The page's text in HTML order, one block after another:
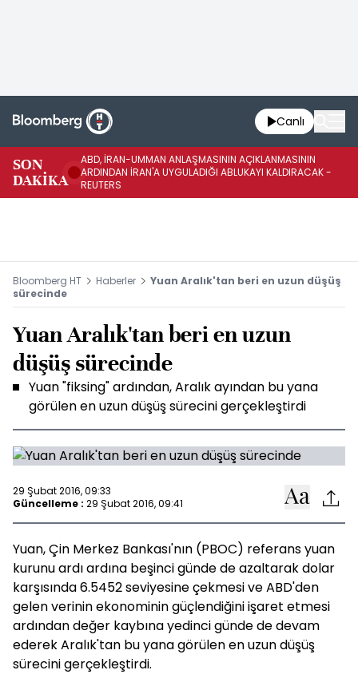
Canlı
SON
DAKİKA
ABD, İRAN-UMMAN ANLAŞMASININ AÇIKLANMASININ
ARDINDAN İRAN'A UYGULADIĞI ABLUKAYI KALDIRACAK -
REUTERS
Bloomberg HT Haberler
Yuan Aralık'tan beri en uzun düşüş
sürecinde
Yuan Aralık'tan beri en uzun
düşüş sürecinde
Yuan "fiksing" ardından, Aralık ayından bu yana
görülen en uzun düşüş sürecini gerçekleştirdi
29 Şubat 2016, 09:33
Güncelleme : 29 Şubat 2016, 09:41
Yuan, Çin Merkez Bankası'nın (PBOC) referans yuan
kurunu ardı ardına beşinci günde de azaltarak dolar
karşısında 6.5452 seviyesine çekmesi ve ABD'den
gelen verinin ekonominin güçlendiğini işaret etmesi
ardından değer kaybına yedinci günde de devam
ederek Aralık'tan bu yana görülen en uzun düşüş
sürecini gerçekleştirdi.